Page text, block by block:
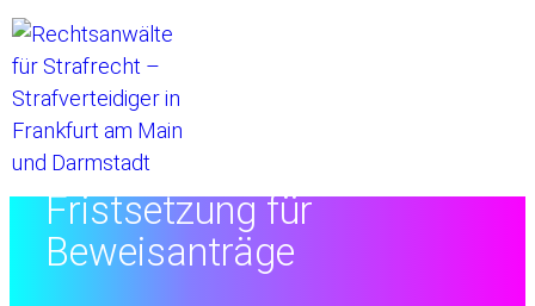
Fristsetzung für
Beweisanträge